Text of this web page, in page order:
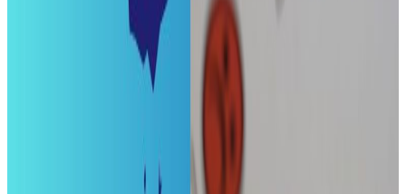
इरान–अमेरिका युद्धविराम मध्यस्थतापछि
पाकिस्तानको अमेरिकासँग माग्यो १० अर्ब डलर
भारतमा संसद मार्चमा प्रहरी-प्रदर्शनकारीबीच झडप